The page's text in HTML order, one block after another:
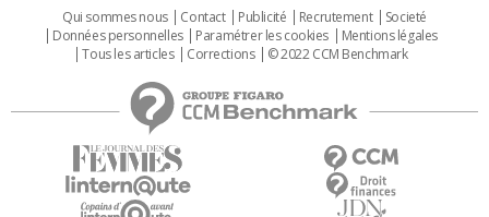
Qui sommes nous Contact Publicité Recrutement
Societé
Données personnelles
Paramétrer les cookies
Mentions légales
Tous les articles
Corrections © 2022 CCM Benchmark